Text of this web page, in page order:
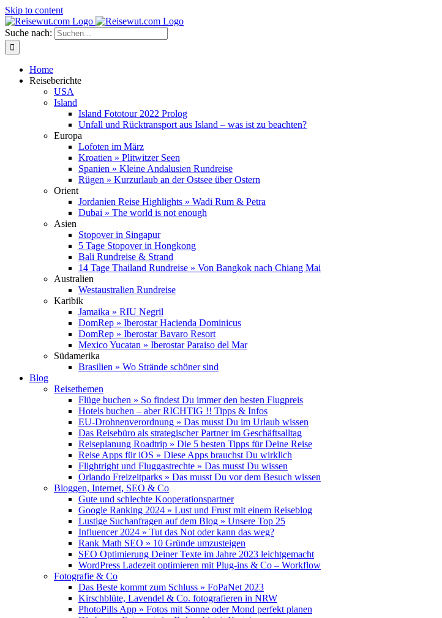
Skip to content
Suche nach:
Home
Reiseberichte
USA
Island
Island Fototour 2022 Prolog
Unfall und Rücktransport aus Island – was ist zu beachten?
Europa
Lofoten im März
Kroatien » Plitwitzer Seen
Spanien » Kleine Andalusien Rundreise
Rügen » Kurzurlaub an der Ostsee über Ostern
Orient
Jordanien Reise Highlights » Wadi Rum & Petra
Dubai » The world is not enough
Asien
Stopover in Singapur
5 Tage Stopover in Hongkong
Bali Rundreise & Strand
14 Tage Thailand Rundreise » Von Bangkok nach Chiang Mai
Australien
Westaustralien Rundreise
Karibik
Jamaika » RIU Negril
DomRep » Iberostar Hacienda Dominicus
DomRep » Iberostar Bavaro Resort
Mexico Yucatan » Iberostar Paraiso del Mar
Südamerika
Brasilien » Wo Strände schöner sind
Blog
Reisethemen
Flüge buchen » So findest Du immer den besten Flugpreis
Hotels buchen – aber RICHTIG !! Tipps & Infos
EU-Drohnenverordnung » Das musst Du im Urlaub wissen
Das Reisebüro als strategischer Partner im Geschäftsalltag
Reiseplanung Roadtrip » Die 5 besten Tipps für Deine Reise
Reise Apps für iOS » Diese Apps brauchst Du wirklich
Flightright und Fluggastrechte » Das musst Du wissen
Orlando Freizeitparks » Das musst Du vor dem Besuch wissen
Bloggen, Internet, SEO & Co
Gute und schlechte Kooperationspartner
Google Ranking 2024 » Lust und Frust mit einem Reiseblog
Lustige Suchanfragen auf dem Blog » Unsere Top 25
Influencer 2024 » Tut das Not oder kann das weg?
Rank Math SEO » 10 Gründe umzusteigen
SEO Optimierung Deiner Texte im Jahre 2023 leichtgemacht
WordPress Ladezeit optimieren mit Plug-ins & Co – Workflow
Fotografie & Co
Das Beste kommt zum Schluss » FoPaNet 2023
Kirschblüte, Lavendel & Co. fotografieren in NRW
PhotoPills App » Fotos mit Sonne oder Mond perfekt planen